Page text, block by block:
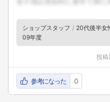
ショップスタッフ 20代後半女
09年度
投稿
参考になった 0